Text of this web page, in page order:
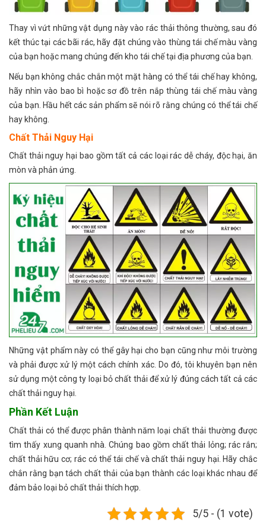
Thay vì vứt những vật dụng này vào rác thải thông thường, sau đó
kết thúc tại các bãi rác, hãy đặt chúng vào thùng tái chế màu vàng
của bạn hoặc mang chúng đến kho tái chế tại địa phương của bạn.
Nếu bạn không chắc chắn một mặt hàng có thể tái chế hay không,
hãy nhìn vào bao bì hoặc sơ đồ trên nắp thùng tái chế màu vàng
của bạn. Hầu hết các sản phẩm sẽ nói rõ rằng chúng có thể tái chế
hay không.
Chất Thải Nguy Hại
Chất thải nguy hại bao gồm tất cả các loại rác dễ cháy, độc hại, ăn
mòn và phản ứng.
Những vật phẩm này có thể gây hại cho bạn cũng như môi trường
và phải được xử lý một cách chính xác. Do đó, tôi khuyên bạn nên
sử dụng một công ty loại bỏ chất thải để xử lý đúng cách tất cả các
chất thải nguy hại.
Phần Kết Luận
Chất thải có thể được phân thành năm loại chất thải thường được
tìm thấy xung quanh nhà. Chúng bao gồm chất thải lỏng; rác rắn;
chất thải hữu cơ; rác có thể tái chế và chất thải nguy hại. Hãy chắc
chắn rằng bạn tách chất thải của bạn thành các loại khác nhau để
đảm bảo loại bỏ chất thải thích hợp.
5/5 - (1 vote)